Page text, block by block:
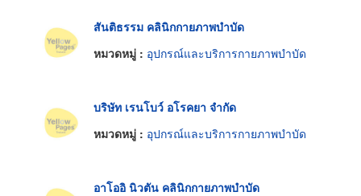
สันติธรรม คลินิกกายภาพบำบัด
หมวดหมู่ : อุปกรณ์และบริการกายภาพบำบัด
บริษัท เรนโบว์ อโรคยา จำกัด
หมวดหมู่ : อุปกรณ์และบริการกายภาพบำบัด
อาโออิ นิวตัน คลินิกกายภาพบำบัด